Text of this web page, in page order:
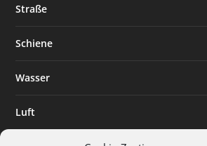
Straße
Schiene
Wasser
Luft